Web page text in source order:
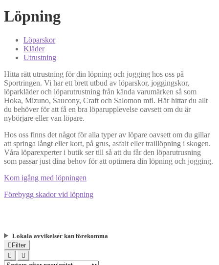
Löpning
Löparskor
Kläder
Utrustning
Hitta rätt utrustning för din löpning och jogging hos oss på
Sportringen. Vi har ett brett utbud av löparskor, joggingskor,
löparkläder och löparutrustning från kända varumärken så som
Hoka, Mizuno, Saucony, Craft och Salomon mfl. Här hittar du allt
du behöver för att få en bra löparupplevelse oavsett om du är
nybörjare eller van löpare.
Hos oss finns det något för alla typer av löpare oavsett om du gillar
att springa långt eller kort, på grus, asfalt eller traillöpning i skogen.
Våra löparexperter i butik ser till så att du får den löparutrusning
som passar just dina behov för att optimera din löpning och jogging.
Kom igång med löpningen
Förebygg skador vid löpning
Lokala avvikelser kan förekomma
Filter